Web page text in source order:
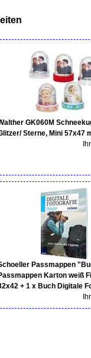
GK060M
Sterne, Mini 57x47
Passmappen
Karton weiß
+ 1 x Buch Digitale